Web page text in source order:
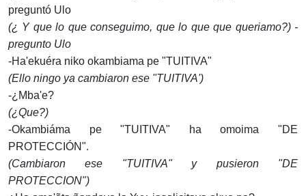
preguntó Ulo
(¿ Y que lo que conseguimo, que lo que que queriamo?) -
pregunto Ulo
-Ha'ekuéra niko okambiama pe "TUITIVA"
(Ello ningo ya cambiaron ese "TUITIVA')
-¿Mba'e?
(¿Que?)
-Okambiáma pe "TUITIVA" ha omoima "DE
PROTECCIÓN".
(Cambiaron ese "TUITIVA" y pusieron "DE
PROTECCION")